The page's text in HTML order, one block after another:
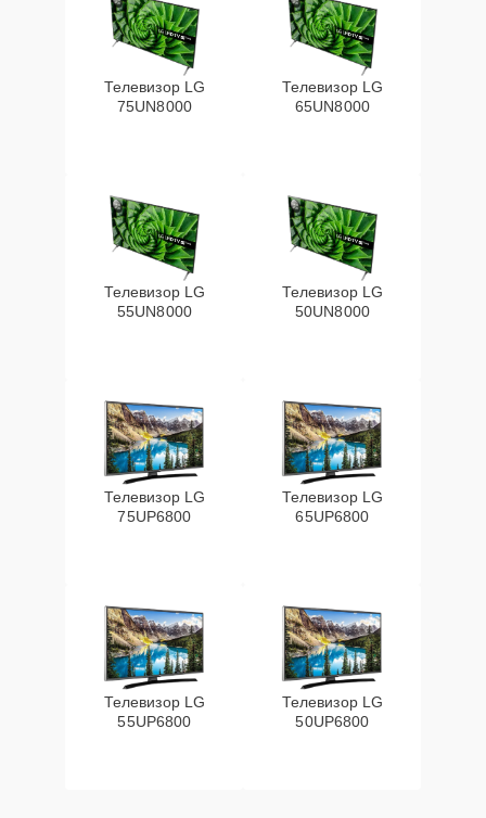
Телевизор LG
75UN8000
Телевизор LG
65UN8000
Телевизор LG
55UN8000
Телевизор LG
50UN8000
Телевизор LG
75UP6800
Телевизор LG
65UP6800
Телевизор LG
55UP6800
Телевизор LG
50UP6800